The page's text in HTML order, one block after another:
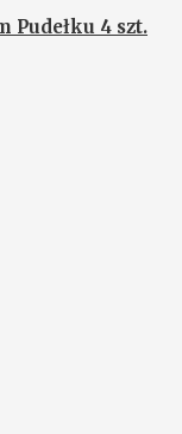
Pudełku 4 szt.